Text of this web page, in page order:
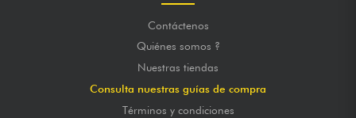
Contáctenos
Quiénes somos ?
Nuestras tiendas
Consulta nuestras guías de compra
Términos y condiciones